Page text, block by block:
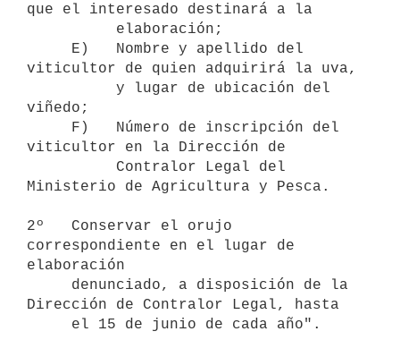
que el interesado destinará a la
viticultor de quien adquirirá la uva,
viñedo;
viticultor en la Dirección de
Ministerio de Agricultura y Pesca.
2º   Conservar el orujo
correspondiente en el lugar de
elaboración
Dirección de Contralor Legal, hasta